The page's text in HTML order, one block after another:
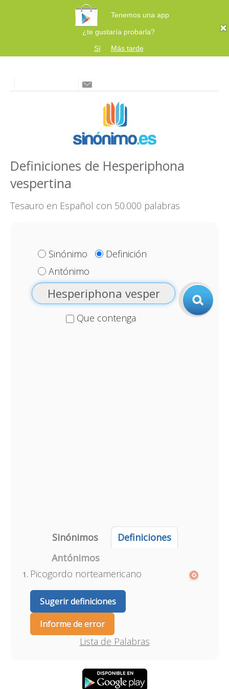
Tenemos una app
¿te gustaría probarla?
Sí
Más tarde
Definiciones de Hesperiphona
vespertina
Tesauro en Español con 50.000 palabras
Sinónimo
Definición
Antónimo
Que contenga
Sinónimos
Definiciones
Antónimos
Picogordo norteamericano
Sugerir definiciones
Informe de error
Lista de Palabras